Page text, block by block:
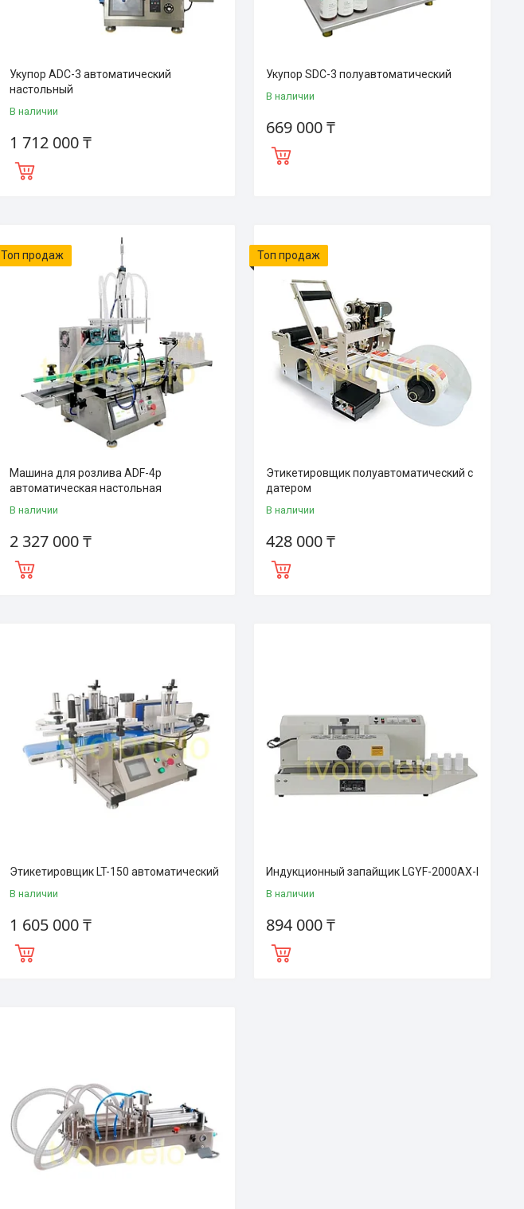
Укупор ADC-3 автоматический
настольный
В наличии
1 712 000 ₸
Укупор SDC-3 полуавтоматический
В наличии
669 000 ₸
Топ продаж
Машина для розлива ADF-4p
автоматическая настольная
В наличии
2 327 000 ₸
Топ продаж
Этикетировщик полуавтоматический с
датером
В наличии
428 000 ₸
Этикетировщик LT-150 автоматический
В наличии
1 605 000 ₸
Индукционный запайщик LGYF-2000AX-I
В наличии
894 000 ₸